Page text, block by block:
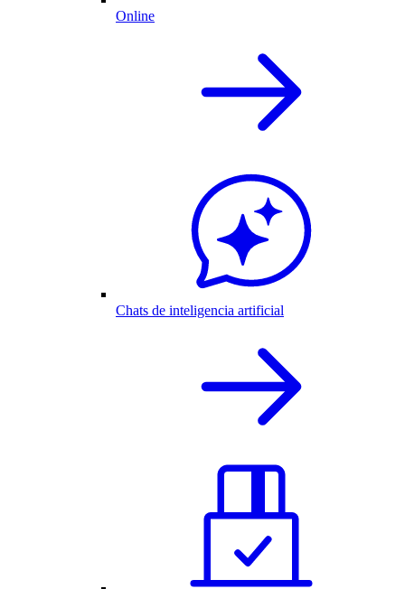
Online
Chats de inteligencia artificial